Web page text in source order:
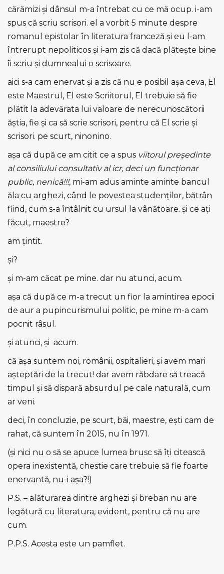
cărămizi şi dânsul m-a întrebat cu ce mă ocup. i-am
spus că scriu scrisori. el a vorbit 5 minute despre
romanul epistolar în literatura franceză şi eu l-am
întrerupt nepoliticos şi i-am zis că dacă plăteşte bine
îi scriu şi dumnealui o scrisoare.
aici s-a cam enervat şi a zis că nu e posibil aşa ceva, El
este Maestrul, El este Scriitorul, El trebuie să fie
plătit la adevărata lui valoare de nerecunoscătorii
ăştia, fie şi ca să scrie scrisori, pentru că El scrie şi
scrisori. pe scurt, ninonino.
aşa că după ce am citit ce a spus viitorul preşedinte
al consiliului consultativ al icr, deci un funcţionar
public, nenică!!!, mi-am adus aminte aminte bancul
ăla cu arghezi, când le povestea studenţilor, bătrân
fiind, cum s-a întâlnit cu ursul la vânătoare. şi ce aţi
făcut, maestre?
am ţintit.
şi?
şi m-am căcat pe mine. dar nu atunci, acum.
aşa că după ce m-a trecut un fior la amintirea epocii
de aur a pupincurismului politic, pe mine m-a cam
pocnit râsul.
şi atunci, şi acum.
că aşa suntem noi, românii, ospitalieri, şi avem mari
aşteptări de la trecut! dar avem răbdare să treacă
timpul şi să dispară absurdul pe cale naturală, cum
ar veni.
deci, în concluzie, pe scurt, băi, maestre, eşti cam de
rahat, că suntem în 2015, nu în 1971.
(şi nici nu o să se apuce lumea brusc să îţi citească
opera inexistentă, chestie care trebuie să fie foarte
enervantă, nu-i aşa?!)
P.S. – alăturarea dintre arghezi şi breban nu are
legătură cu literatura, evident, pentru că nu are
cum.
P.P.S. Acesta este un pamflet.